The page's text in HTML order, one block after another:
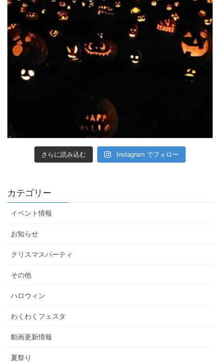
さらに読み込む Instagram でフォロー
カテゴリー
イベント情報
お知らせ
クリスマスパーティ
その他
ハロウィン
わくわくフェスタ
動画更新情報
夏祭り